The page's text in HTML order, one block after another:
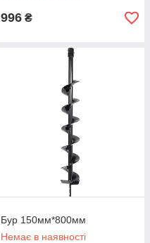
996 ₴
Бур 150мм*800мм
Немає в наявності